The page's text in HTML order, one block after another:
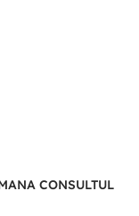
CONSULTUL